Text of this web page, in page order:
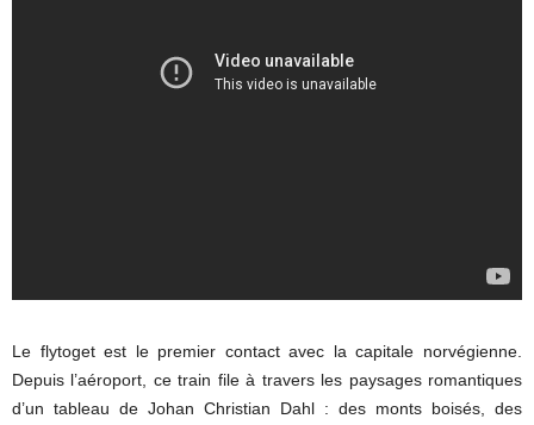
Le flytoget est le premier contact avec la capitale norvégienne.
Depuis l’aéroport, ce train file à travers les paysages romantiques
d’un tableau de Johan Christian Dahl : des monts boisés, des